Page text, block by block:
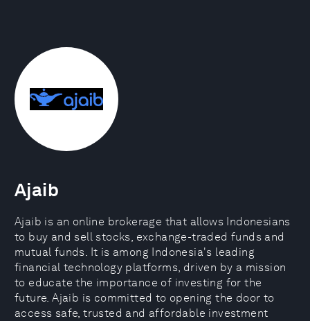
Ajaib
Ajaib is an online brokerage that allows Indonesians
to buy and sell stocks, exchange-traded funds and
mutual funds. It is among Indonesia's leading
financial technology platforms, driven by a mission
to educate the importance of investing for the
future. Ajaib is committed to opening the door to
access safe, trusted and affordable investment